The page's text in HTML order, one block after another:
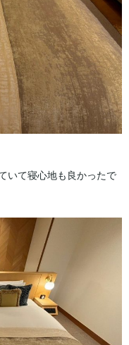
いて寝心地も良かったで